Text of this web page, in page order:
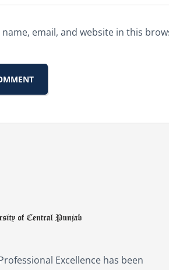
name, email, and website in this
Excellence has been